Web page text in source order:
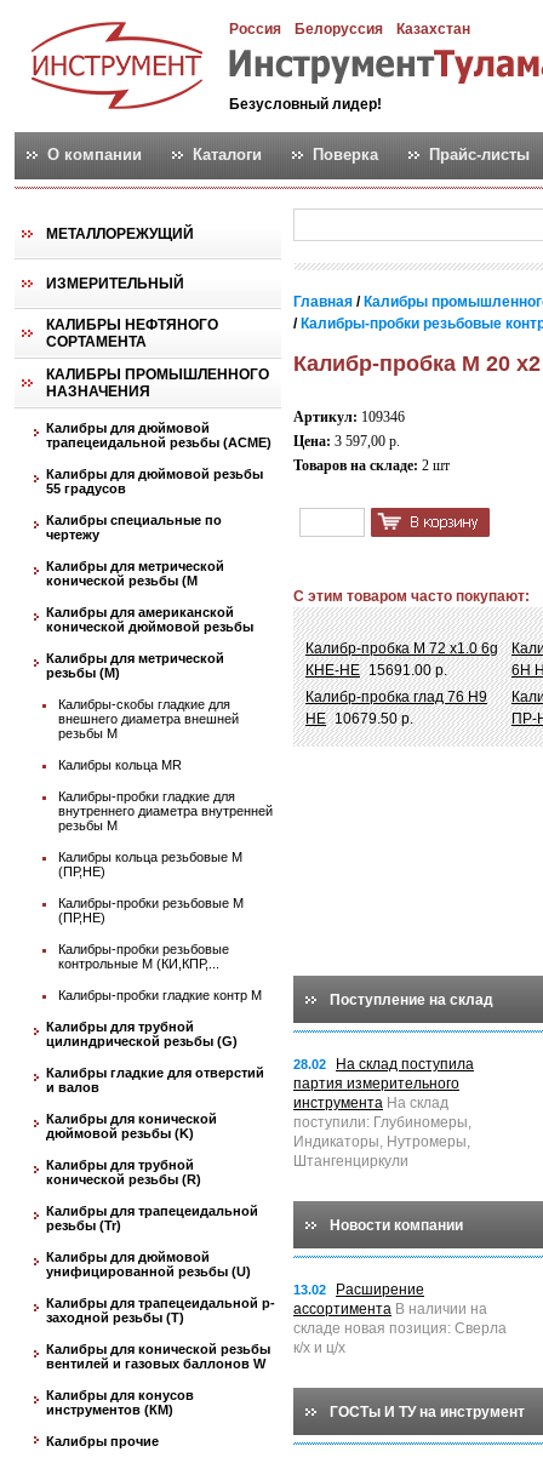
Россия Белоруссия Казахстан
Безусловный лидер!
О компании Каталоги Поверка Прайс-листы
МЕТАЛЛОРЕЖУЩИЙ
ИЗМЕРИТЕЛЬНЫЙ
КАЛИБРЫ НЕФТЯНОГО
СОРТАМЕНТА
КАЛИБРЫ ПРОМЫШЛЕННОГО
НАЗНАЧЕНИЯ
Калибры для дюймовой
трапецеидальной резьбы (АСМЕ)
Калибры для дюймовой резьбы
55 градусов
Калибры специальные по
чертежу
Калибры для метрической
конической резьбы (М
Калибры для американской
конической дюймовой резьбы
Калибры для метрической
резьбы (М)
Калибры-скобы гладкие для
внешнего диаметра внешней
резьбы М
Калибры кольца MR
Калибры-пробки гладкие для
внутреннего диаметра внутренней
резьбы М
Калибры кольца резьбовые М
(ПР,НЕ)
Калибры-пробки резьбовые М
(ПР,НЕ)
Калибры-пробки резьбовые
контрольные М (КИ,КПР,...
Калибры-пробки гладкие контр М
Калибры для трубной
цилиндрической резьбы (G)
Калибры гладкие для отверстий
и валов
Калибры для конической
дюймовой резьбы (K)
Калибры для трубной
конической резьбы (R)
Калибры для трапецеидальной
резьбы (Tr)
Калибры для дюймовой
унифицированной резьбы (U)
Калибры для трапецеидальной p-
заходной резьбы (T)
Калибры для конической резьбы
вентилей и газовых баллонов W
Калибры для конусов
инструментов (КМ)
Калибры прочие
Главная / Калибры
/ Калибры-пробки резьбовые
Калибр-пробка М 20
Артикул: 109346
Цена: 3 597,00 р.
Товаров на складе: 2 шт
С этим товаром часто покупают:
Калибр-пробка М 72 х1.0 6g
КНЕ-НЕ 15691.00 р.
6Н
Калибр-пробка глад 76 Н9
НЕ 10679.50 р.
ПР-
Поступление на склад
28.02
На склад поступила
партия измерительного
инструмента На склад
поступили: Глубиномеры,
Индикаторы, Нутромеры,
Штангенциркули
Новости компании
13.02
Расширение
ассортимента В наличии на
складе новая позиция: Сверла
к/х и ц/х
ГОСТы И ТУ на инструмент